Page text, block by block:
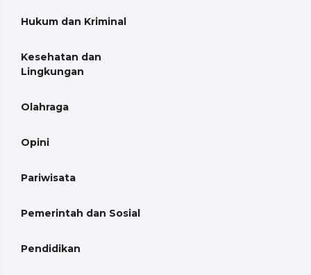
Hukum dan Kriminal
Kesehatan dan
Lingkungan
Olahraga
Opini
Pariwisata
Pemerintah dan Sosial
Pendidikan